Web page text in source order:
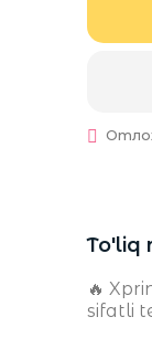
To'liq
🔥
sifatli